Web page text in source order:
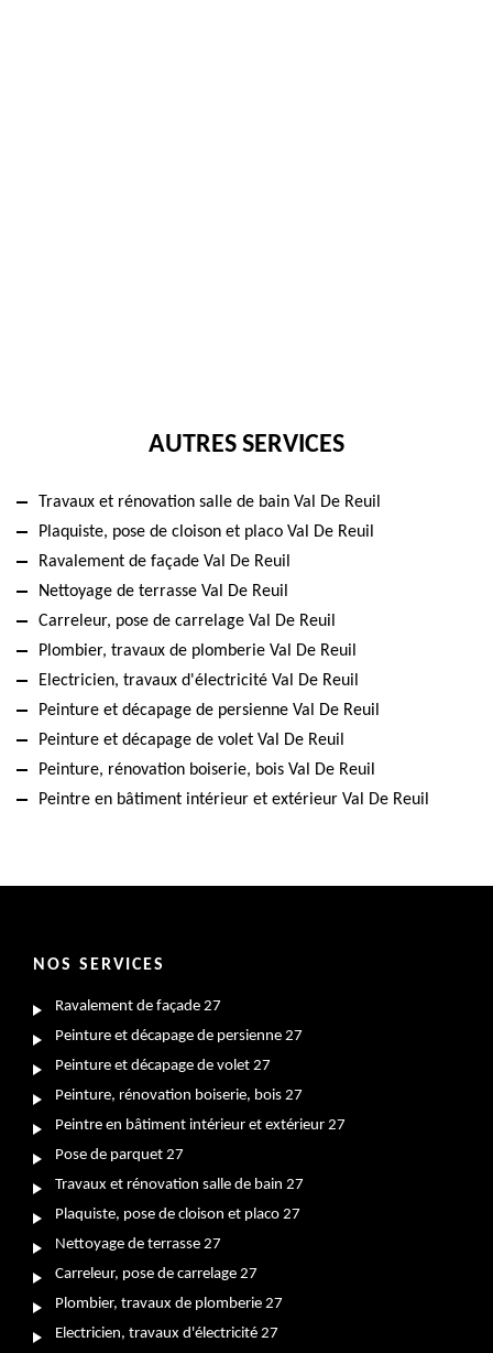
AUTRES SERVICES
Travaux et rénovation salle de bain Val De Reuil
Plaquiste, pose de cloison et placo Val De Reuil
Ravalement de façade Val De Reuil
Nettoyage de terrasse Val De Reuil
Carreleur, pose de carrelage Val De Reuil
Plombier, travaux de plomberie Val De Reuil
Electricien, travaux d'électricité Val De Reuil
Peinture et décapage de persienne Val De Reuil
Peinture et décapage de volet Val De Reuil
Peinture, rénovation boiserie, bois Val De Reuil
Peintre en bâtiment intérieur et extérieur Val De Reuil
NOS SERVICES
Ravalement de façade 27
Peinture et décapage de persienne 27
Peinture et décapage de volet 27
Peinture, rénovation boiserie, bois 27
Peintre en bâtiment intérieur et extérieur 27
Pose de parquet 27
Travaux et rénovation salle de bain 27
Plaquiste, pose de cloison et placo 27
Nettoyage de terrasse 27
Carreleur, pose de carrelage 27
Plombier, travaux de plomberie 27
Electricien, travaux d'électricité 27